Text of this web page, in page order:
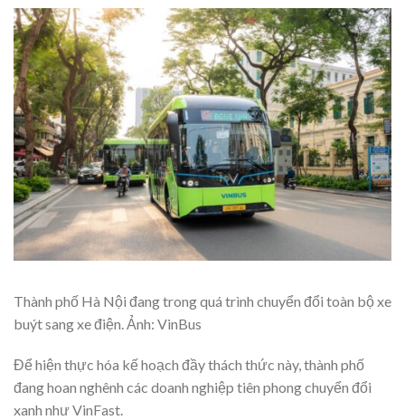
Thành phố Hà Nội đang trong quá trình chuyển đổi toàn bộ xe
buýt sang xe điện. Ảnh: VinBus
Để hiện thực hóa kế hoạch đầy thách thức này, thành phố
đang hoan nghênh các doanh nghiệp tiên phong chuyển đổi
xanh như VinFast.